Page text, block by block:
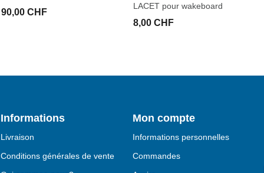
90,00 CHF
LACET pour wakeboard
8,00 CHF
Informations
Livraison
Conditions générales de vente
Mon compte
Informations personnelles
Commandes